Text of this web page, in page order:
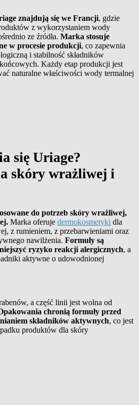
znajdują się we Francji, gdzie
z wykorzystaniem wody
ze źródła. Marka stosuje
w procesie produkcji, co zapewnia
i stabilność składników
Każdy etap produkcji jest
naturalne właściwości wody termalnej
się Uriage?
skóry wrażliwej i
do potrzeb skóry wrażliwej,
Marka oferuje dermokosmetyki dla
z rumieniem, z przebarwieniami oraz
nawilżenia. Formuły są
ryzyko reakcji alergicznych, a
aktywne o udowodnionej
a część linii jest wolna od
chronią formuły przed
składników aktywnych, co jest
produktów dla skóry